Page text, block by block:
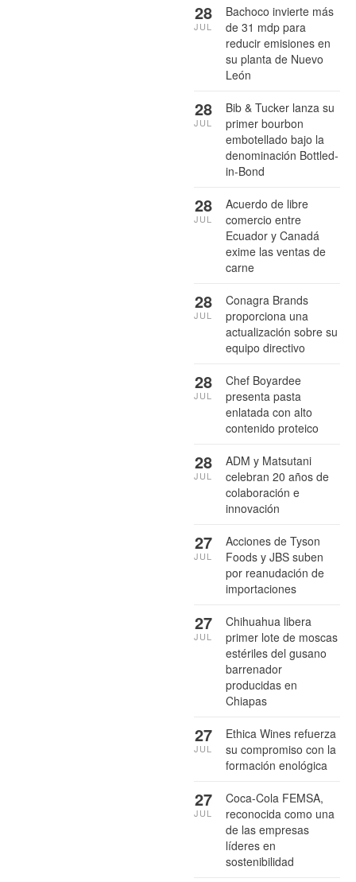
Bachoco invierte más
de 31 mdp para
reducir emisiones en
su planta de Nuevo
León
28
JUL
Bib & Tucker lanza su
primer bourbon
embotellado bajo la
denominación Bottled-
in-Bond
28
JUL
Acuerdo de libre
comercio entre
Ecuador y Canadá
exime las ventas de
carne
28
JUL
Conagra Brands
proporciona una
actualización sobre su
equipo directivo
28
JUL
Chef Boyardee
presenta pasta
enlatada con alto
contenido proteico
28
JUL
ADM y Matsutani
celebran 20 años de
colaboración e
innovación
28
JUL
Acciones de Tyson
Foods y JBS suben
por reanudación de
importaciones
27
JUL
Chihuahua libera
primer lote de moscas
estériles del gusano
barrenador
producidas en
Chiapas
27
JUL
Ethica Wines refuerza
su compromiso con la
formación enológica
27
JUL
Coca-Cola FEMSA,
reconocida como una
de las empresas
líderes en
sostenibilidad
27
JUL